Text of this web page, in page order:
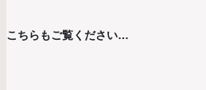
こちらもご覧ください…